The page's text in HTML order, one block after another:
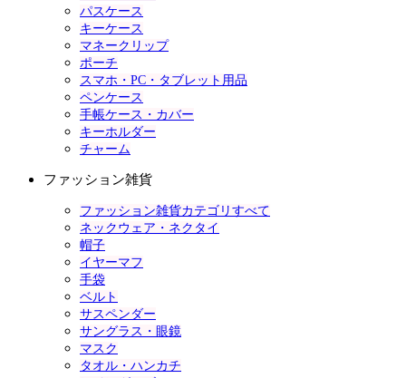
パスケース
キーケース
マネークリップ
ポーチ
スマホ・PC・タブレット用品
ペンケース
手帳ケース・カバー
キーホルダー
チャーム
ファッション雑貨
ファッション雑貨カテゴリすべて
ネックウェア・ネクタイ
帽子
イヤーマフ
手袋
ベルト
サスペンダー
サングラス・眼鏡
マスク
タオル・ハンカチ